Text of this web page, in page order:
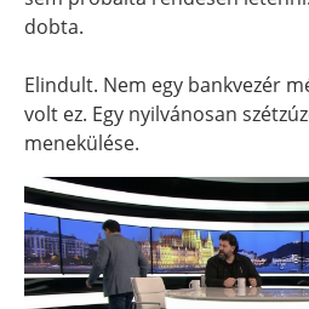
dobta.
Elindult. Nem egy bankvezér
volt ez. Egy nyilvánosan
menekülése.